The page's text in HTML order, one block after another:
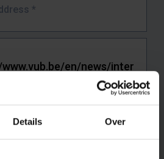
Details Over
*
the page where you encountered the error.